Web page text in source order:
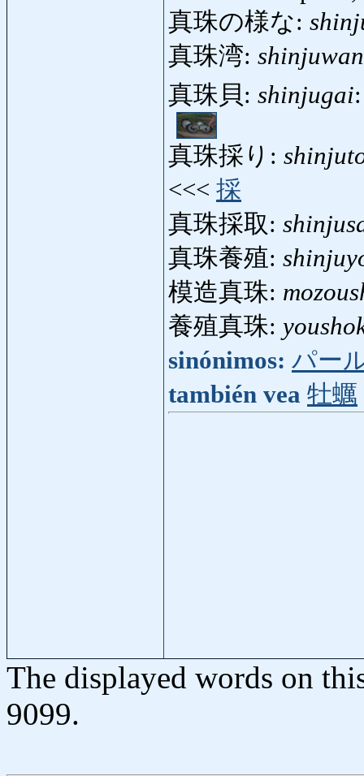
真珠の様な:
真珠湾: shinjuwan
真珠貝: shinjugai
真珠採り:
<<< 採
真珠採取:
真珠養殖:
模造真珠:
養殖真珠:
sinónimos: パー
también vea 牡蠣
The displayed words on
9099.